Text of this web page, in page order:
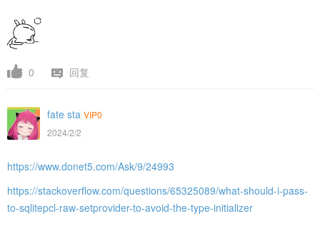
0 回复
fate sta VIP0
2024/2/2
https://www.donet5.com/Ask/9/24993
https://stackoverflow.com/questions/65325089/what-should-i-pass-
to-sqlitepcl-raw-setprovider-to-avoid-the-type-initializer